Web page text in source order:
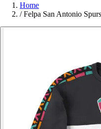
Home
/ Felpa San Antonio